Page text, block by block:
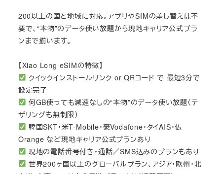
200以上の国と地域に対応。アプリやSIMの差し替えは不
要で、“本物”のデータ使い放題から現地キャリア公式プラ
ンまで揃います。
【Xiao Long eSIMの特徴】
クイックインストールリンク or QRコード で 最短3分で
設定完了
何GB使っても減速なしの“本物”のデータ使い放題（テ
ザリングも無制限）
韓国SKT・米T-Mobile・豪Vodafone・タイAIS・仏
Orange など現地キャリア公式プランあり
現地の電話番号付き・通話／SMS込みのプランもあり
世界200ヶ国以上のグローバルプラン、アジア・欧州・北